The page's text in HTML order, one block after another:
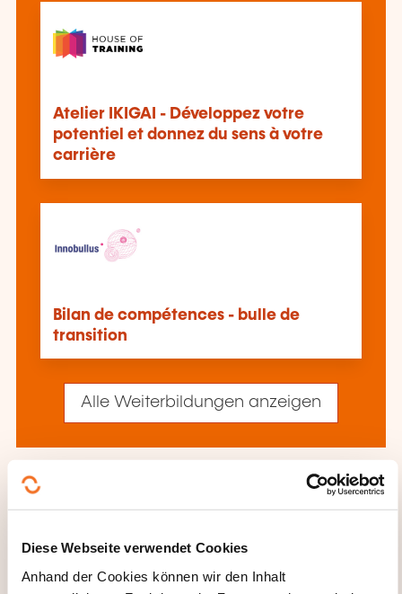
Diese Webseite verwendet Cookies
Anhand der Cookies können wir den Inhalt
Atelier IKIGAI - Développez votre
potentiel et donnez du sens à votre
carrière
Bilan de compétences - bulle de
transition
Alle Weiterbildungen anzeigen
Diese anderen Weiterbildungen könnten Sie
Aktives Zuhören
Alltag Freizeit
Selbstbild
Bericht
Berufliche Kommunikation